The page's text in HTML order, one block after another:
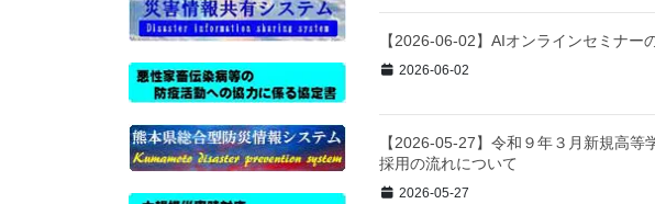
【2026-06-02】AIオンラインセミナー
2026-06-02
【2026-05-27】令和９年３月新規高
採用の流れについて
2026-05-27